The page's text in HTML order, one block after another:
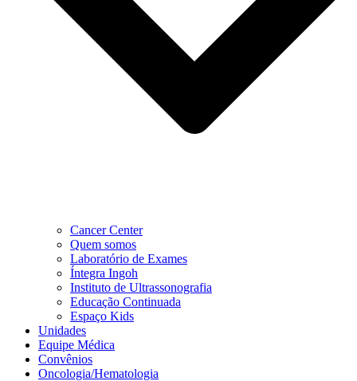
Cancer Center
Quem somos
Laboratório de Exames
Íntegra Ingoh
Instituto de Ultrassonografia
Educação Continuada
Espaço Kids
Unidades
Equipe Médica
Convênios
Oncologia/Hematologia